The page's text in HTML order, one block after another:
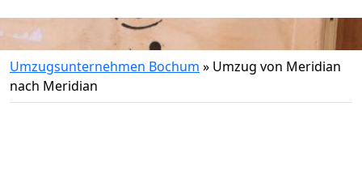
Umzugsunternehmen Bochum » Umzug von Meridian
nach Meridian